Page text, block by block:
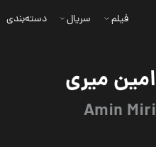
امین میری
Amin Miri
فیلم سریال دسته‌بندی